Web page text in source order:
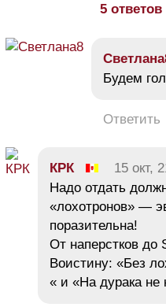
5
Будем
Ответить
КРК 15 окт,
Надо отдать
«лохотронов» —
поразительна!
От наперстков до
Воистину: «Без
« и «На дурака не